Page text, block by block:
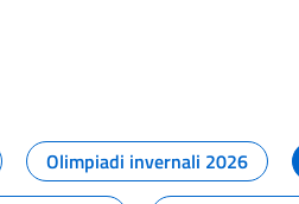
Olimpiadi invernali 2026